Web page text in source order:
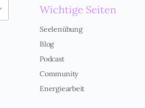
Wichtige Seiten
Seelenübung
Blog
Podcast
Community
Energiearbeit